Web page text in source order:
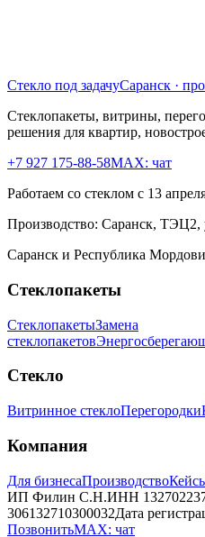
Стекло под задачуСаранск ·
Стеклопакеты, витрины,
решения для квартир,
+7 927 175-88-58MAX: чат
Работаем со стеклом с 13
Производство: Саранск, ТЭЦ2,
Саранск и Республика
Стеклопакеты
СтеклопакетыЗамена
стеклопакетов
Стекло
Витринное стеклоПерегородки
Компания
Для бизнесаПроизводство
ИП Филин С.Н.ИНН
306132710300032Дата
ПозвонитьMAX: чат